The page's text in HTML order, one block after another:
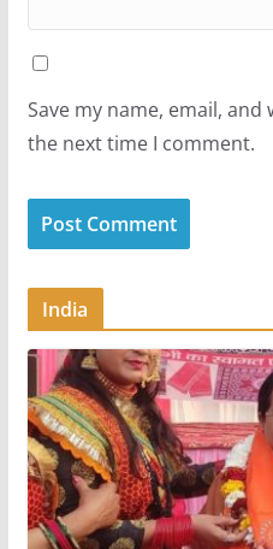
Save my name, email,
the next time I comment.
India